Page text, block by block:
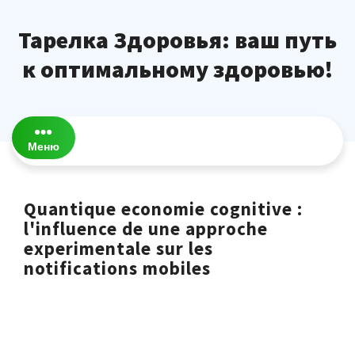
содержимому
Тарелка Здоровья: ваш путь
к оптимальному здоровью!
Меню
Quantique economie cognitive :
l'influence de une approche
experimentale sur les
notifications mobiles